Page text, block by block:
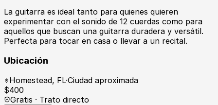
La guitarra es ideal tanto para quienes quieren
experimentar con el sonido de 12 cuerdas como para
aquellos que buscan una guitarra duradera y versátil.
Perfecta para tocar en casa o llevar a un recital.
Ubicación
Homestead, FL·Ciudad aproximada
$400
Gratis · Trato directo